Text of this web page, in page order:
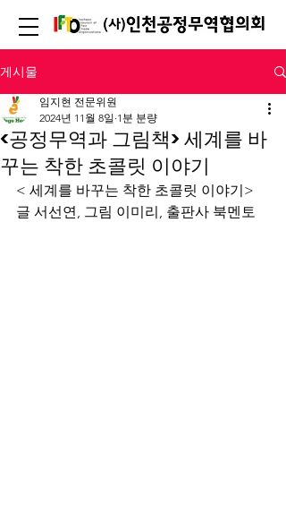
게시물
<공정무역과 그림책> 세계를 바
꾸는 착한 초콜릿 이야기
임지현 전문위원
2024년 11월 8일 1분 분량
< 세계를 바꾸는 착한 초콜릿 이야기>
글 서선연, 그림 이미리, 출판사 북멘토